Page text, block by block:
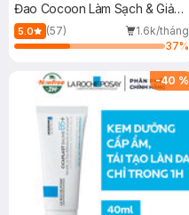
Đao Cocoon Làm Sạch & Giảm
Dầu 500ml
5.0 (57)
1.6k/tháng
37%
-40 %